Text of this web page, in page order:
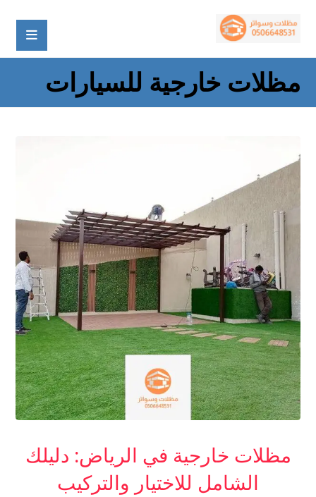
مظلات خارجية للسيارات
مظلات خارجية في الرياض: دليلك
الشامل للاختيار والتركيب